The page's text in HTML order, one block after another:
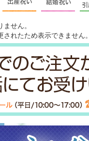
せん。
れたため表示できません。